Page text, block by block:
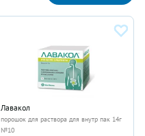
Лавакол
порошок для раствора для внутр пак 14г
№10